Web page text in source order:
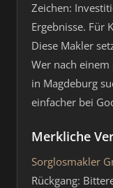
Zeichen:
Ergebnisse. Für
Diese Makler
Wer nach
in Magdeburg
einfacher bei
Merkliche
Sorglosmakler
Rückgang: